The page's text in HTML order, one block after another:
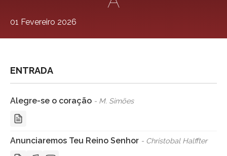
01 Fevereiro 2026
ENTRADA
Alegre-se o coração - M. Simões
Anunciaremos Teu Reino Senhor - Christobal Halffter